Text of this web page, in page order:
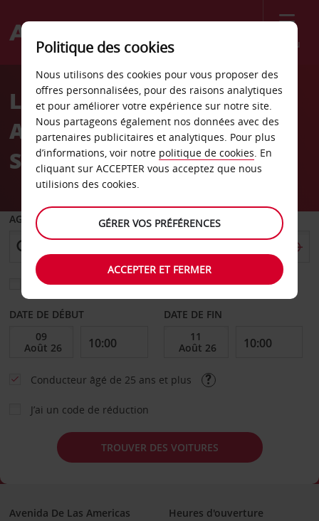
Menu
Welcome
AvisLocation de voiture
Aéroport international
Simón Bolívar
AGENCE DE DÉPART
Sélectionnez une autre agence de retour
DATE DE DÉBUT DATE DE FIN
Conducteur âgé de 25 ans et plus
J’ai un code de réduction
TROUVER DES VOITURES
Avenida De Las Americas
Heures d'ouverture
Politique des cookies
Nous utilisons des cookies pour vous proposer des
offres personnalisées, pour des raisons analytiques
et pour améliorer votre expérience sur notre site.
Nous partageons également nos données avec des
partenaires publicitaires et analytiques. Pour plus
d’informations, voir notre politique de cookies. En
cliquant sur ACCEPTER vous acceptez que nous
utilisions des cookies.
GÉRER VOS PRÉFÉRENCES
ACCEPTER ET FERMER